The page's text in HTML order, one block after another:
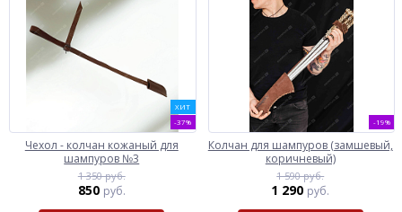
ХИТ
-37%
Чехол - колчан кожаный для
шампуров №3
1 350 руб.
850 руб.
-19%
Колчан для шампуров (замшевый,
коричневый)
1 590 руб.
1 290 руб.